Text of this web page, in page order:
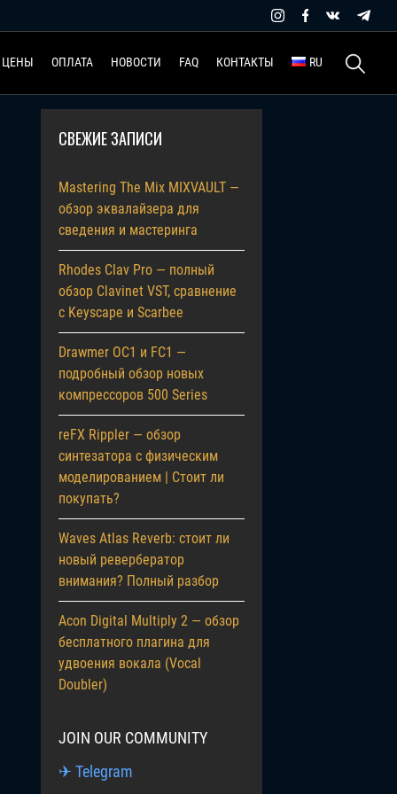
ЦЕНЫ ОПЛАТА НОВОСТИ FAQ КОНТАКТЫ RU Найти:
СВЕЖИЕ ЗАПИСИ
Mastering The Mix MIXVAULT —
обзор эквалайзера для
сведения и мастеринга
Rhodes Clav Pro — полный
обзор Clavinet VST, сравнение
с Keyscape и Scarbee
Drawmer OC1 и FC1 —
подробный обзор новых
компрессоров 500 Series
reFX Rippler — обзор
синтезатора с физическим
моделированием | Стоит ли
покупать?
Waves Atlas Reverb: стоит ли
новый ревербератор
внимания? Полный разбор
Acon Digital Multiply 2 — обзор
бесплатного плагина для
удвоения вокала (Vocal
Doubler)
JOIN OUR COMMUNITY
✈ Telegram